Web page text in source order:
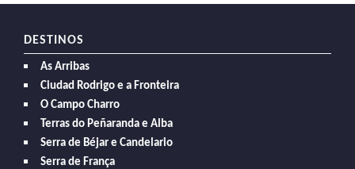
DESTINOS
As Arribas
Ciudad Rodrigo e a Fronteira
O Campo Charro
Terras do Peñaranda e Alba
Serra de Béjar e Candelario
Serra de França